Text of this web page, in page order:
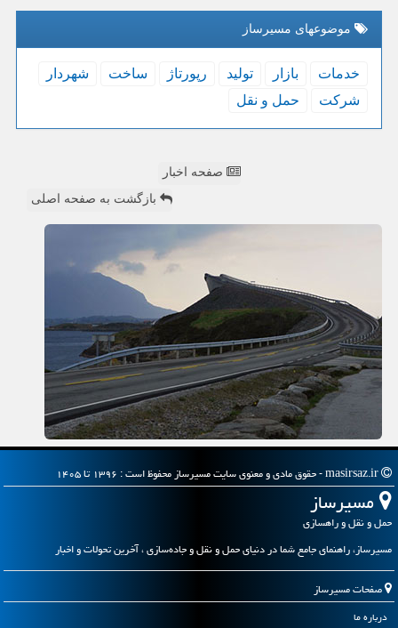
موضوعهای مسیرساز
خدمات بازار تولید رپورتاژ ساخت
شهردار
شركت
حمل و نقل
صفحه اخبار
بازگشت به صفحه اصلی
مسیرساز
حمل و نقل و راهسازی
مسیرساز، راهنمای جامع شما در دنیای حمل و نقل و جاده‌سازی ، آخرین تحولات و اخبار
صفحات مسیرساز
درباره ما